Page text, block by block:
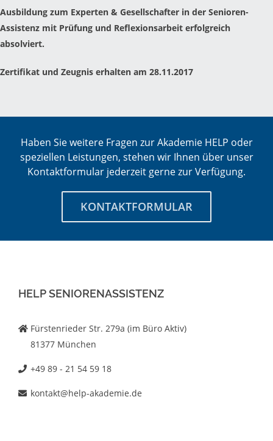
Ausbildung zum Experten & Gesellschafter in der Senioren-
Assistenz mit Prüfung und Reflexionsarbeit erfolgreich
absolviert.
Zertifikat und Zeugnis erhalten am 28.11.2017
Haben Sie weitere Fragen zur Akademie HELP oder
speziellen Leistungen, stehen wir Ihnen über unser
Kontaktformular jederzeit gerne zur Verfügung.
KONTAKTFORMULAR
HELP SENIORENASSISTENZ
Fürstenrieder Str. 279a (im Büro Aktiv)
81377 München
+49 89 - 21 54 59 18
kontakt@help-akademie.de